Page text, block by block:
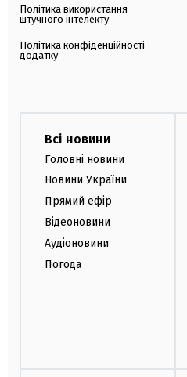
Політика використання
штучного інтелекту
Політика конфіденційності
додатку
Всі новини
Головні новини
Новини України
Прямий ефір
Відеоновини
Аудіоновини
Погода